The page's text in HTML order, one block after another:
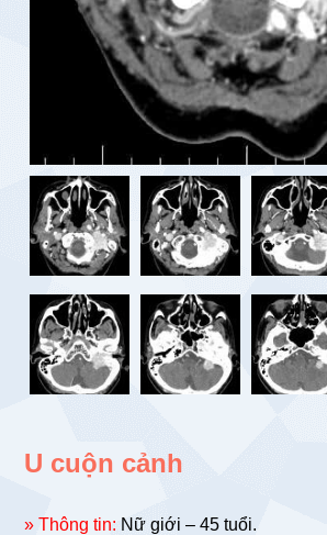
U cuộn cảnh
» Thông tin: Nữ giới – 45 tuổi.